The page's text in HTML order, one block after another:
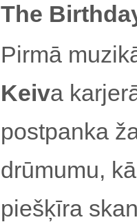
The
Pirmā
Keiva
postpanka
drūmumu,
piešķīra